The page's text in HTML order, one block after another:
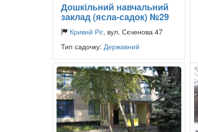
Дошкільний навчальний
заклад (ясла-садок) №29
Кривий Ріг, вул. Сєченова 47
Тип садочку: Державний